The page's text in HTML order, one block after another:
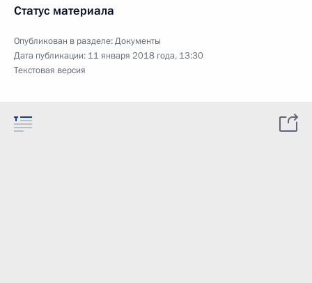
Статус материала
Опубликован в разделе:Документы
Дата публикации: 11 января 2018 года, 13:30
Текстовая версия